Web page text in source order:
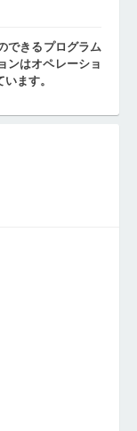
できるプログラム
ンはオペレーショ
ます。